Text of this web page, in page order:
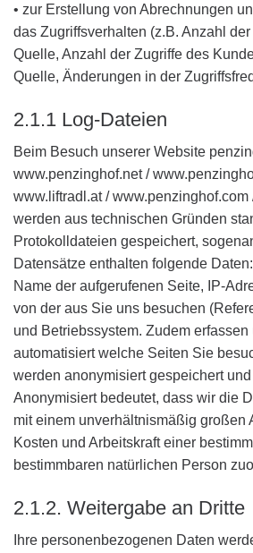
• zur Erstellung von Abrechnungen
das Zugriffsverhalten (z.B. Anzahl
Quelle, Anzahl der Zugriffe des
Quelle, Änderungen in der
2.1.1 Log-Dateien
Beim Besuch unserer Website
www.penzinghof.net /
www.liftradl.at /
werden aus technischen Gründen
Protokolldateien gespeichert,
Datensätze enthalten folgende
Name der aufgerufenen Seite, IP-
von der aus Sie uns besuchen
und Betriebssystem. Zudem
automatisiert welche Seiten Sie
werden anonymisiert gespeichert
Anonymisiert bedeutet, dass wir die
mit einem unverhältnismäßig großen
Kosten und Arbeitskraft einer
bestimmbaren natürlichen Person
2.1.2. Weitergabe an Dritte
Ihre personenbezogenen Daten